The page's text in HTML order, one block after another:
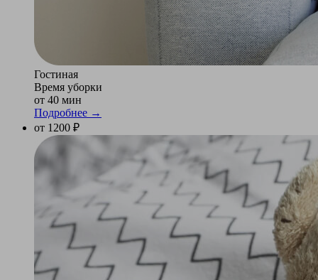
Гостиная
Время уборки
от 40 мин
Подробнее →
от 1200 ₽